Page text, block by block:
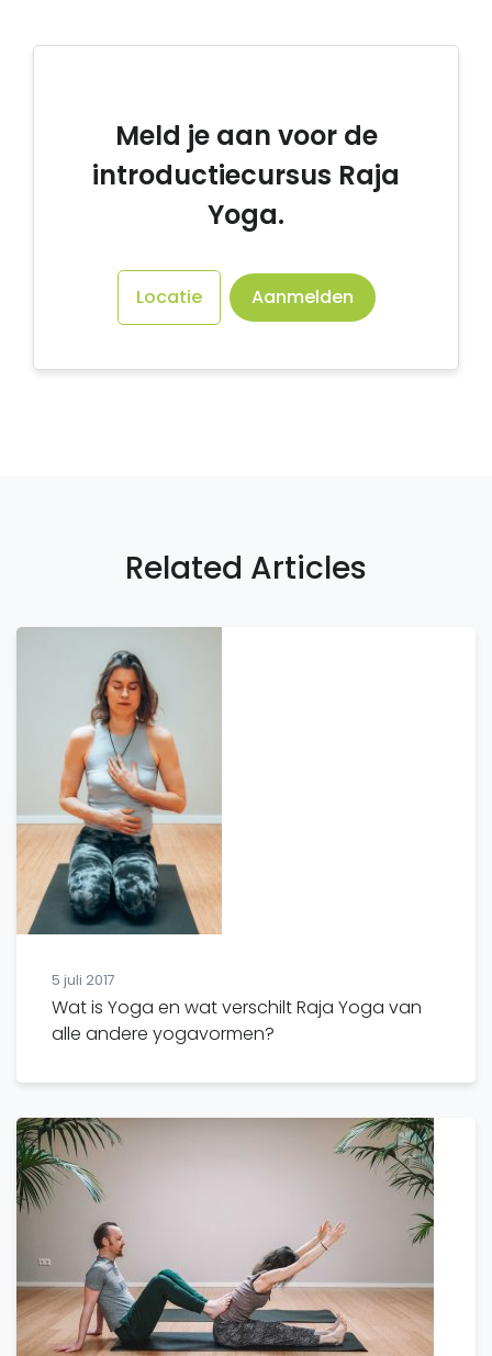
Meld je aan voor de
introductiecursus Raja
Yoga.
Locatie Aanmelden
Related Articles
5 juli 2017
Wat is Yoga en wat verschilt Raja Yoga van
alle andere yogavormen?